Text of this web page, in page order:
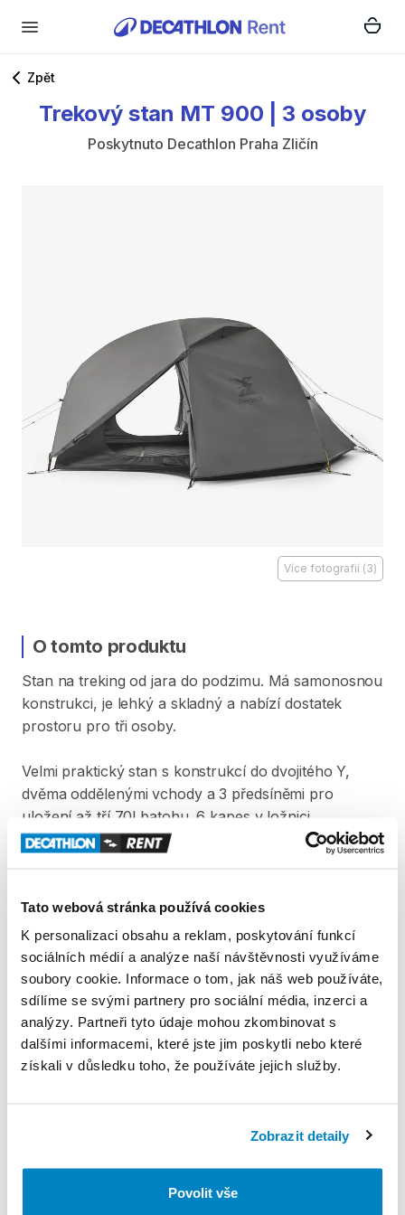
Tato webová stránka používá cookies
K personalizaci obsahu a reklam, poskytování funkcí
sociálních médií a analýze naší návštěvnosti využíváme
soubory cookie. Informace o tom, jak náš web používáte,
sdílíme se svými partnery pro sociální média, inzerci a
analýzy. Partneři tyto údaje mohou zkombinovat s
dalšími informacemi, které jste jim poskytli nebo které
získali v důsledku toho, že používáte jejich služby.
Zobrazit detaily
Povolit vše
Zpět
Trekový stan MT 900 3 osoby
Poskytnuto Decathlon Praha Zličín
Více fotografií (3)
O tomto produktu
Stan na treking od jara do podzimu. Má samonosnou
konstrukci​,​ je lehký a skladný a nabízí dostatek
prostoru pro tři osoby.
Velmi praktický stan s konstrukcí do dvojitého Y​,​
dvěma oddělenými vchody a 3 předsíněmi pro
uložení až tří 70l batohu. 6 kapes v ložnici.
Produkt v obchodě
Pravidla Decathlon Rent
PODMÍNKY